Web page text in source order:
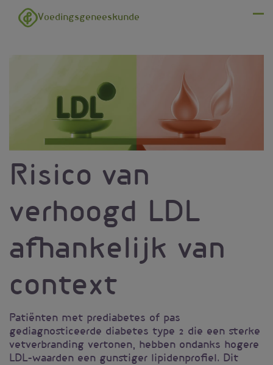
Overslaan en naar de inhoud gaan
Voedingsgeneeskunde
Risico van
verhoogd LDL
afhankelijk van
context
Patiënten met prediabetes of pas
gediagnosticeerde diabetes type 2 die een sterke
vetverbranding vertonen, hebben ondanks hogere
LDL-waarden een gunstiger lipidenprofiel. Dit